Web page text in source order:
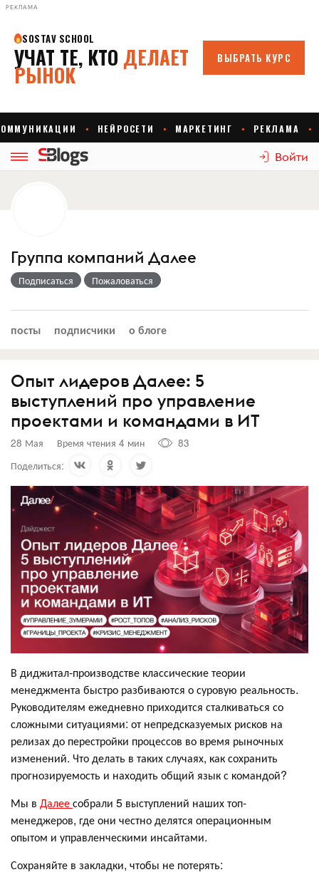
РЕКЛАМА
Войти
Группа компаний Далее
Подписаться Пожаловаться
посты подписчики о блоге
Опыт лидеров Далее: 5
выступлений про управление
проектами и командами в ИТ
28 Мая Время чтения 4 мин
83
Поделиться:
В диджитал-производстве классические теории
менеджмента быстро разбиваются о суровую реальность.
Руководителям ежедневно приходится сталкиваться со
сложными ситуациями: от непредсказуемых рисков на
релизах до перестройки процессов во время рыночных
изменений. Что делать в таких случаях, как сохранить
прогнозируемость и находить общий язык с командой?
Мы в Далеесобрали 5 выступлений наших топ-
менеджеров, где они честно делятся операционным
опытом и управленческими инсайтами.
Сохраняйте в закладки, чтобы не потерять: